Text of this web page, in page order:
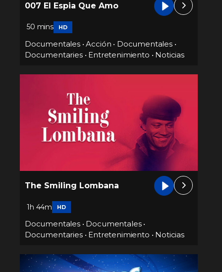
007 El Espia Que Amo
50 mins HD
Documentales•Acción • Documentales•
Documentaries• Entretenimiento • Noticias
The Smiling Lombana
1h 44m HD
Documentales• Documentales•
Documentaries• Entretenimiento • Noticias